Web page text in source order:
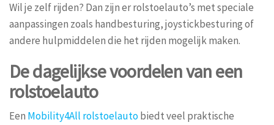
Wil je zelf rijden? Dan zijn er rolstoelauto’s met speciale
aanpassingen zoals handbesturing, joystickbesturing of
andere hulpmiddelen die het rijden mogelijk maken.
De dagelijkse voordelen van een
rolstoelauto
Een Mobility4All rolstoelautobiedt veel praktische